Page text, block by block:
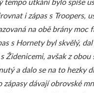
tempo utkání bylo spíše
i zápas s Troopers,
na obě brány moc
s Hornety byl skvělý, dal
Židenicemi, avšak z obou
a dalo se na to hezky
zápasy dávají obrovské